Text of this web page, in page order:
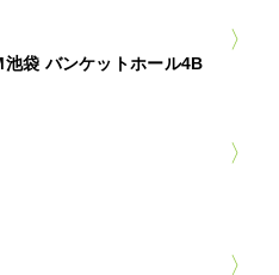
袋 バンケットホール4B